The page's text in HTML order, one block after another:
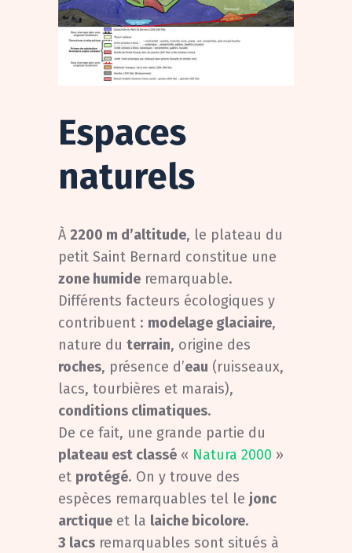
Espaces
naturels
À 2200 m d’altitude, le plateau du
petit Saint Bernard constitue une
zone humide remarquable.
Différents facteurs écologiques y
contribuent : modelage glaciaire,
nature du terrain, origine des
roches, présence d’eau (ruisseaux,
lacs, tourbières et marais),
conditions climatiques.
De ce fait, une grande partie du
plateau est classé « Natura 2000 »
et protégé. On y trouve des
espèces remarquables tel le jonc
arctique et la laiche bicolore.
3 lacs remarquables sont situés à